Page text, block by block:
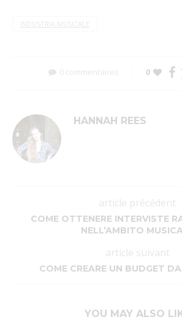
INDUSTRIA MUSICALE
0 commentaires 0
HANNAH REES
article précédent
COME OTTENERE INTERVISTE
NELL’AMBITO
article suivant
COME CREARE UN BUDGET
YOU MAY ALSO